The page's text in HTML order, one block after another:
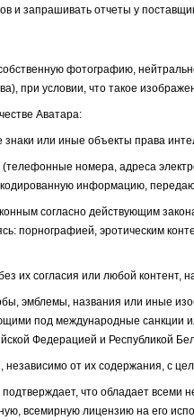
и запрашивать отчеты у
фотографию,
при условии, что такое
Аватара:
или иные объекты права
номера, адреса
информацию,
согласно действующим
порнографией, эротическим
их согласия или любой
эмблемы, названия или иные
под международные санкции
Федерацией и Республикой
от их содержания, с
что обладает
всемирную лицензию на его